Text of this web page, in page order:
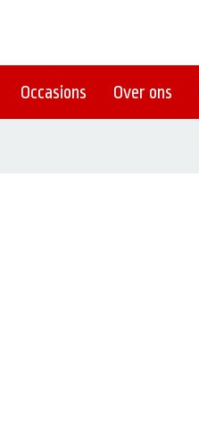
Occasions Over ons